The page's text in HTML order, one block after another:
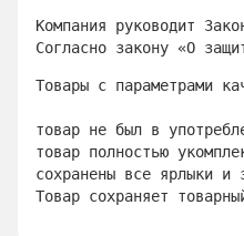
Компания руководит
Согласно закону «О
Товары с параметрами
товар не был в
товар полностью
сохранены все ярлыки и
Товар сохраняет